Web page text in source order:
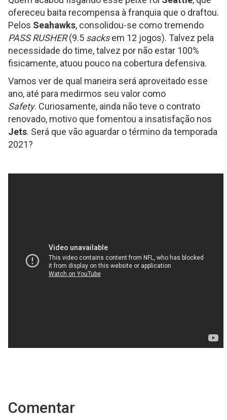
ofereceu baita recompensa à franquia que o draftou.
Pelos Seahawks, consolidou-se como tremendo
PASS RUSHER(9.5 sacksem 12 jogos). Talvez pela
necessidade do time, talvez por não estar 100%
fisicamente, atuou pouco na cobertura defensiva.
Vamos ver de qual maneira será aproveitado esse
ano, até para medirmos seu valor como
Safety. Curiosamente, ainda não teve o contrato
renovado, motivo que fomentou a insatisfação nos
Jets. Será que vão aguardar o término da temporada
2021?
Comentar